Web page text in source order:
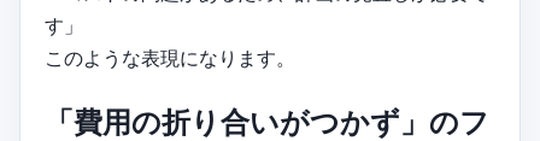
す」
このような表現になります。
「費用の折り合いがつかず」のフ